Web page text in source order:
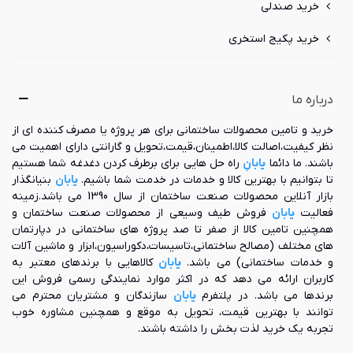
انواع باربیکیو سنگی
اگر بخواهیم باربیکیو های سنگی را به دسته بندی های مختلفی
اصلی حرارت به کار می‌رود و مواد غذایی مستقیما در معرض
حرارت قرار دارند. حرارت ناشی از سوختن ذغال باعث ایجاد
طعمی منحصر‌به‌فرد در غذا می‌شود، اما روشن کردن آن به
مهارت بیشتری نیاز دارد. همچنین، تمیز کردن مخزن ذغال
باربیکیو ذغالی به دلیل خاکسترهای تولیدشده می‌تواند
چالش‌برانگیز باشد.
باربیکیو سنگی گازی: این نوع باربیکیو از گاز شهری یا
کپسولی برای تأمین حرارت استفاده می‌کند. توزیع یکنواخت
گرما، سهولت استفاده و تمیزکاری راحت از ویژگی‌های باربیکیو
گازی است. با این حال، این مدل نسبت به نوع ذغالی از
قیمت بالاتری برخوردار می باشد.
باربیکیو سنگی گازی ذغالی: مدل‌های ترکیبی، قابلیت استفاده
از هر دو نوع سوخت را دارند.باربیکیو گازی ذغالی
خرید صندلی
خرید پکیج استخری
درباره ما
خرید و تامین محصولات ساختمانی برای هر پروژه یا مصرف کننده ای از
نظر کیفیت،اصالت کالا،اطمینان،قیمت،تحویل و گارانتی دارای اهمیت می
باشند. ما دائما یابانِ راه حل هایی برای برطرف کردن دغدغه شما هستیم
تا بتوانیم با بهترین کالا و خدمات در خدمت شما باشیم.یابان بنیانگذار
بازار آنلاین محصولات صنعت ساختمان از سال 1390 می باشد.زمینه
فعالیتیابان فروش طیف وسیعی از محصولات صنعت ساختمان و
همچنین تامین کالا از صفر تا صد پروژه های ساختمانی در دپارتمان
های مختلف (مصالح ساختمانی،تاسیسات،دکوراسیون،ابزار و ماشین آلات
و خدمات ساختمانی) می باشد.یابان کالاهایی با برندهای معتبر به
کاربران ارائه می دهد که در اکثر موارد نمایندگی رسمی فروش این
برندها می باشد. در پلتفرمیابان سازندگان و مشتریان محترم می
توانند با بهترین قیمت، تحویل به موقع و همچنین مشاوره خوب
تجربه یک خرید لذت بخش را داشته باشند.